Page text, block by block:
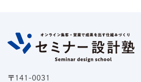
〒141-0031